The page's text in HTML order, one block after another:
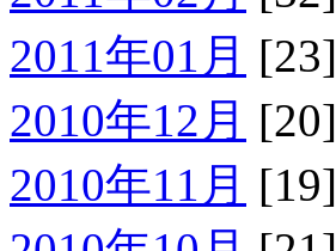
2011年01月 [23]
2010年12月 [20]
2010年11月 [19]